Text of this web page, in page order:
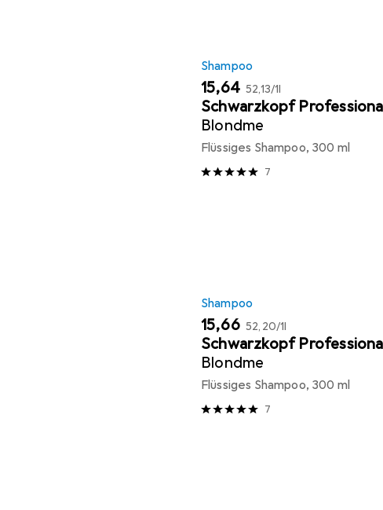
Shampoo
EUR
15,64 EUR
52,13/1l
Schwarzkopf
Blondme
Flüssiges Shampoo, 300 ml
7
Shampoo
EUR
15,66 EUR
52,20/1l
Schwarzkopf
Blondme
Flüssiges Shampoo, 300 ml
7